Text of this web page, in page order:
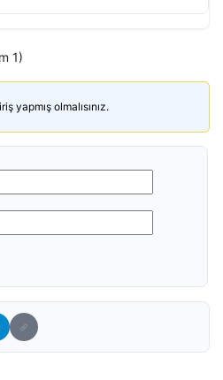
1)
yapmış olmalısınız.